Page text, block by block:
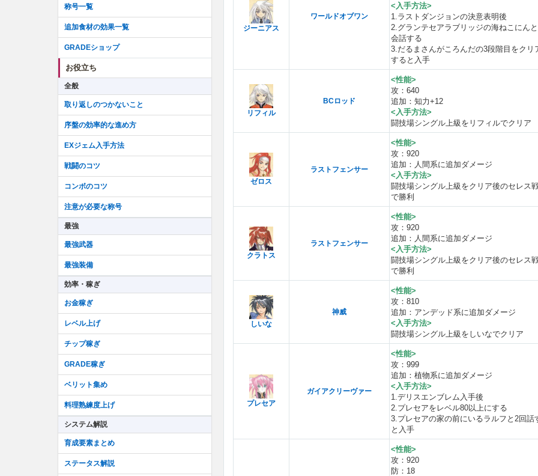
ジーニアス
ワールドオブワン
<入手方法>
1.ラストダンジョンの決意表明後
2.グランテセアラブリッジの海ねこにんと
会話する
3.だるまさんがころんだの3段階目をクリ
すると入手
リフィル
BCロッド
<性能>
攻：640
追加：知力+12
<入手方法>
闘技場シングル上級をリフィルでクリア
ゼロス
ラストフェンサー
<性能>
攻：920
追加：人間系に追加ダメージ
<入手方法>
闘技場シングル上級をクリア後のセレス
で勝利
クラトス
ラストフェンサー
<性能>
攻：920
追加：人間系に追加ダメージ
<入手方法>
闘技場シングル上級をクリア後のセレス
で勝利
しいな
神威
<性能>
攻：810
追加：アンデッド系に追加ダメージ
<入手方法>
闘技場シングル上級をしいなでクリア
プレセア
ガイアクリーヴァー
<性能>
攻：999
追加：植物系に追加ダメージ
<入手方法>
1.デリスエンブレム入手後
2.プレセアをレベル80以上にする
3.プレセアの家の前にいるラルフと2回話
と入手
<性能>
攻：920
防：18
称号一覧
追加食材の効果一覧
GRADEショップ
お役立ち
全般
取り返しのつかないこと
序盤の効率的な進め方
EXジェム入手方法
戦闘のコツ
コンボのコツ
注意が必要な称号
最強
最強武器
最強装備
効率・稼ぎ
お金稼ぎ
レベル上げ
チップ稼ぎ
GRADE稼ぎ
ベリット集め
料理熟練度上げ
システム解説
育成要素まとめ
ステータス解説